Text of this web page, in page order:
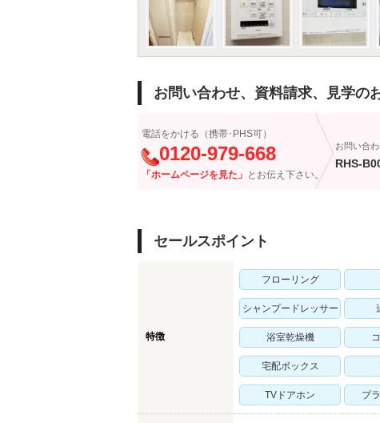
お問い合わせ、資料請求、見学の
電話をかける（携帯･PHS可）
0120-979-668
「ホームページを見た」 とお伝え下さい。
お問い合
RHS-
セールスポイント
特徴
フローリング
シャンプードレッサー
浴室乾燥機
宅配ボックス
TVドアホン プ